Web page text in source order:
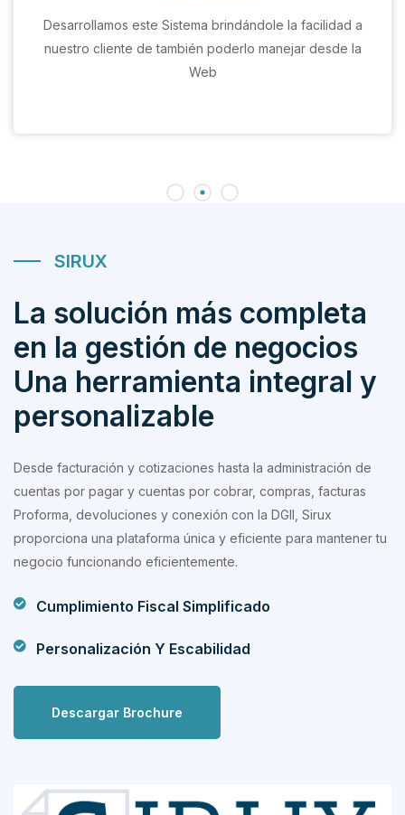
Desarrollamos este Sistema brindándole la facilidad a
nuestro cliente de también poderlo manejar desde la
Web
SIRUX
La solución más completa
en la gestión de negocios
Una herramienta integral y
personalizable
Desde facturación y cotizaciones hasta la administración de
cuentas por pagar y cuentas por cobrar, compras, facturas
Proforma, devoluciones y conexión con la DGII, Sirux
proporciona una plataforma única y eficiente para mantener tu
negocio funcionando eficientemente.
Cumplimiento Fiscal Simplificado
Personalización Y Escabilidad
Descargar Brochure